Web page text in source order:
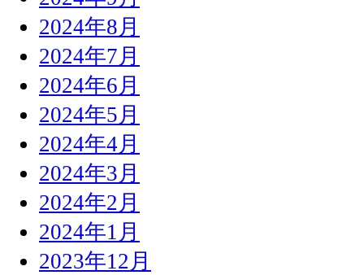
2024年8月
2024年7月
2024年6月
2024年5月
2024年4月
2024年3月
2024年2月
2024年1月
2023年12月